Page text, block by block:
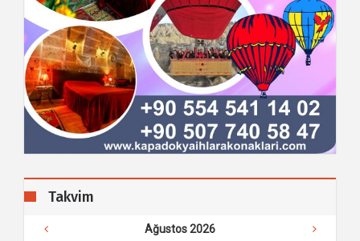
Takvim
Ağustos 2026